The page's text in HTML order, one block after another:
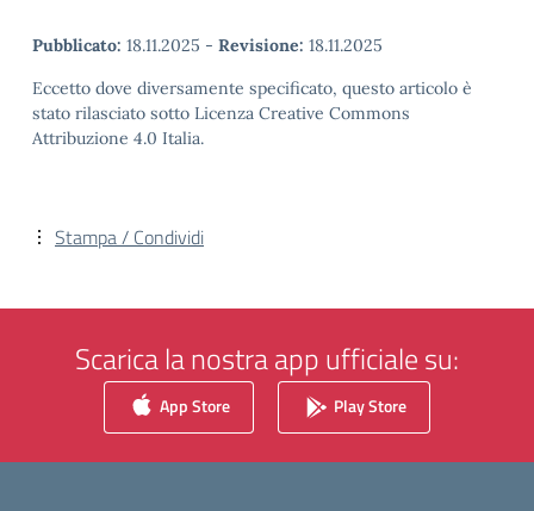
Pubblicato: 18.11.2025 - Revisione: 18.11.2025
Eccetto dove diversamente specificato, questo articolo è
stato rilasciato sotto Licenza Creative Commons
Attribuzione 4.0 Italia.
Stampa / Condividi
Scarica la nostra app ufficiale su:
App Store Play Store